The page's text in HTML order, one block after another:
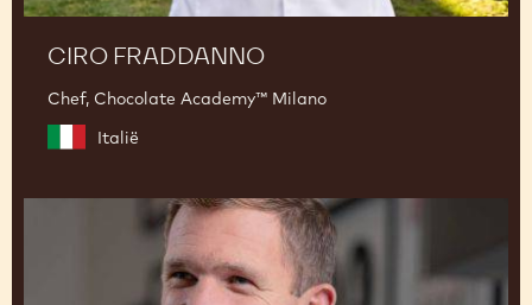
CIRO FRADDANNO
Chef, Chocolate Academy™ Milano
Italië